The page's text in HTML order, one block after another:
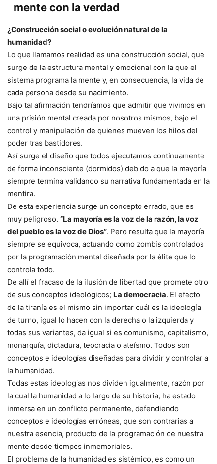
mente con la verdad
¿Construcción social o evolución natural de la
humanidad?
Lo que llamamos realidad es una construcción social, que
surge de la estructura mental y emocional con la que el
sistema programa la mente y, en consecuencia, la vida de
cada persona desde su nacimiento.
Bajo tal afirmación tendríamos que admitir que vivimos en
una prisión mental creada por nosotros mismos, bajo el
control y manipulación de quienes mueven los hilos del
poder tras bastidores.
Así surge el diseño que todos ejecutamos continuamente
de forma inconsciente (dormidos) debido a que la mayoría
siempre termina validando su narrativa fundamentada en la
mentira.
De esta experiencia surge un concepto errado, que es
muy peligroso. “La mayoría es la voz de la razón, la voz
del pueblo es la voz de Dios”. Pero resulta que la mayoría
siempre se equivoca, actuando como zombis controlados
por la programación mental diseñada por la élite que lo
controla todo.
De allí el fracaso de la ilusión de libertad que promete otro
de sus conceptos ideológicos; La democracia. El efecto
de la tiranía es el mismo sin importar cuál es la ideología
de turno, igual lo hacen con la derecha o la izquierda y
todas sus variantes, da igual si es comunismo, capitalismo,
monarquía, dictadura, teocracia o ateísmo. Todos son
conceptos e ideologías diseñadas para dividir y controlar a
la humanidad.
Todas estas ideologías nos dividen igualmente, razón por
la cual la humanidad a lo largo de su historia, ha estado
inmersa en un conflicto permanente, defendiendo
conceptos e ideologías erróneas, que son contrarias a
nuestra esencia, producto de la programación de nuestra
mente desde tiempos inmemoriales.
El problema de la humanidad es sistémico, es como un